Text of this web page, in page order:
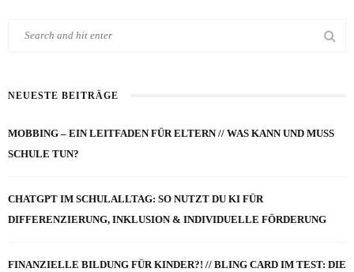
NEUESTE BEITRÄGE
MOBBING – EIN LEITFADEN FÜR ELTERN // WAS KANN UND MUSS
SCHULE TUN?
CHATGPT IM SCHULALLTAG: SO NUTZT DU KI FÜR
DIFFERENZIERUNG, INKLUSION & INDIVIDUELLE FÖRDERUNG
FINANZIELLE BILDUNG FÜR KINDER?! // BLING CARD IM TEST: DIE